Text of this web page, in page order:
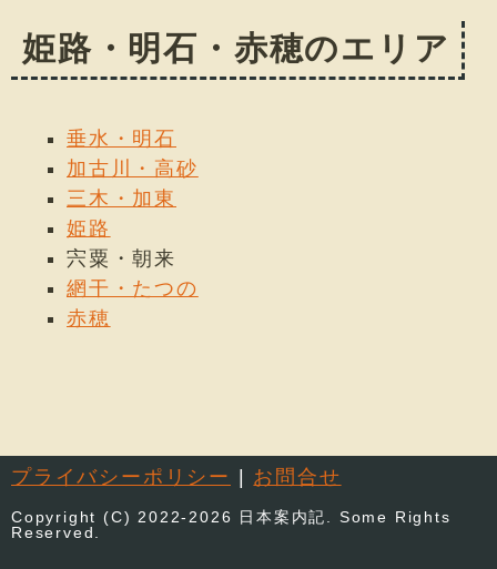
姫路・明石・赤穂のエリア
垂水・明石
加古川・高砂
三木・加東
姫路
宍粟・朝来
網干・たつの
赤穂
プライバシーポリシー | お問合せ
Copyright (C) 2022-2026 日本案内記. Some Rights
Reserved.